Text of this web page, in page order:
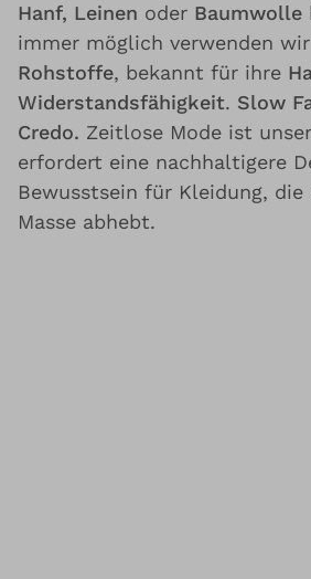
Hanf, Leinen oder Baumwolle
immer möglich verwenden wir
Rohstoffe, bekannt für ihre
Widerstandsfähigkeit. Slow
Credo. Zeitlose Mode ist
erfordert eine nachhaltigere
Bewusstsein für Kleidung, die
Masse abhebt.